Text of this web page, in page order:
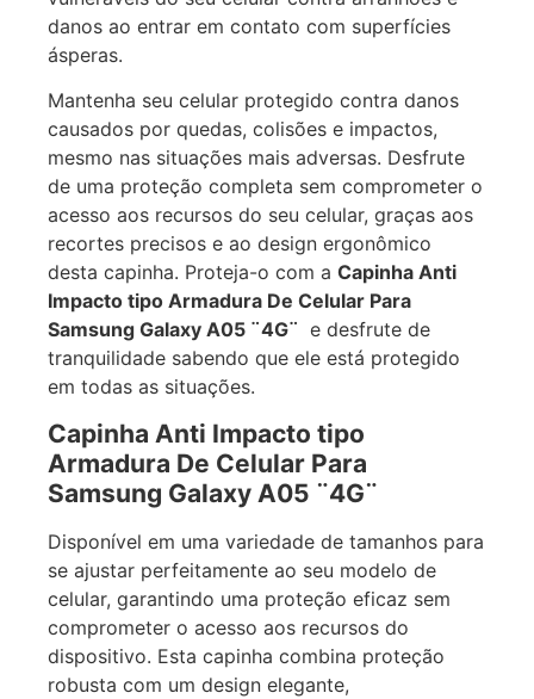
danos ao entrar em contato com superfícies
ásperas.
Mantenha seu celular protegido contra danos
causados por quedas, colisões e impactos,
mesmo nas situações mais adversas. Desfrute
de uma proteção completa sem comprometer o
acesso aos recursos do seu celular, graças aos
recortes precisos e ao design ergonômico
desta capinha. Proteja-o com a Capinha Anti
Impacto tipo Armadura De Celular Para
Samsung Galaxy A05 ¨4G¨ e desfrute de
tranquilidade sabendo que ele está protegido
em todas as situações.
Capinha Anti Impacto tipo
Armadura De Celular Para
Samsung Galaxy A05 ¨4G¨
Disponível em uma variedade de tamanhos para
se ajustar perfeitamente ao seu modelo de
celular, garantindo uma proteção eficaz sem
comprometer o acesso aos recursos do
dispositivo. Esta capinha combina proteção
robusta com um design elegante,